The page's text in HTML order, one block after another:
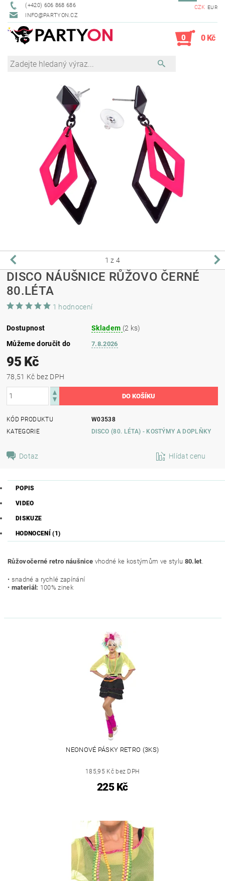
(+420) 606 868 686
INFO@PARTYON.CZ
CZK EUR
0 0 Kč
1 z 4
DISCO NÁUŠNICE RŮŽOVO ČERNÉ
80.LÉTA
1 hodnocení
Dostupnost Skladem (2 ks)
Můžeme doručit do
7.8.2026
95 Kč
78,51 Kč bez DPH
KÓD PRODUKTU
W03538
KATEGORIE
DISCO (80. LÉTA) - KOSTÝMY A DOPLŇKY
Dotaz Hlídat cenu
POPIS
VIDEO
DISKUZE
HODNOCENÍ (1)
Růžovočerné retro náušnice vhodné ke kostýmům ve stylu 80.let.
• snadné a rychlé zapínání
• materiál: 100% zinek
NEONOVÉ PÁSKY RETRO (3KS)
185,95 Kč bez DPH
225 Kč